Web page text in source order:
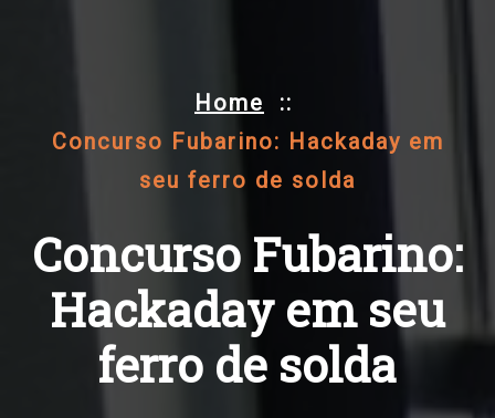
Home ::
Concurso Fubarino: Hackaday em
seu ferro de solda
Concurso Fubarino:
Hackaday em seu
ferro de solda